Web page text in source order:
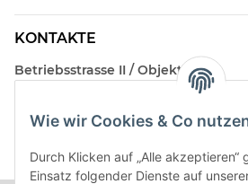
Wie wir Cookies & Co
Durch Klicken auf „Alle akzeptieren“
Einsatz folgender Dienste auf
KONTAKTE
Betriebsstrasse II / Objekt 17
Kontakt